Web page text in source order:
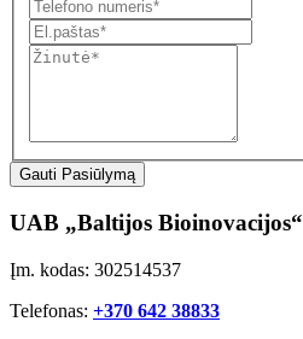
Gauti Pasiūlymą
UAB „Baltijos Bioinovacijos“
Įm. kodas: 302514537
Telefonas: +370 642 38833